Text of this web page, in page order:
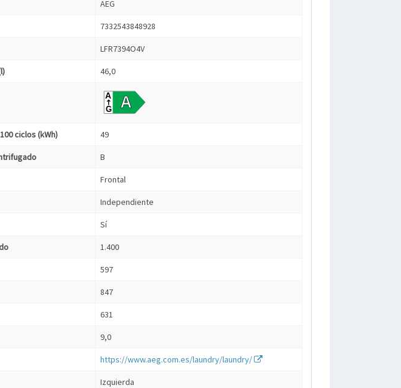
AEG
7332543848928
LFR7394O4V
46,0
ciclos (kWh) 49
B
Frontal
Independiente
Sí
1.400
597
847
631
9,0
https://www.aeg.com.es/laundry/laundry/
Izquierda